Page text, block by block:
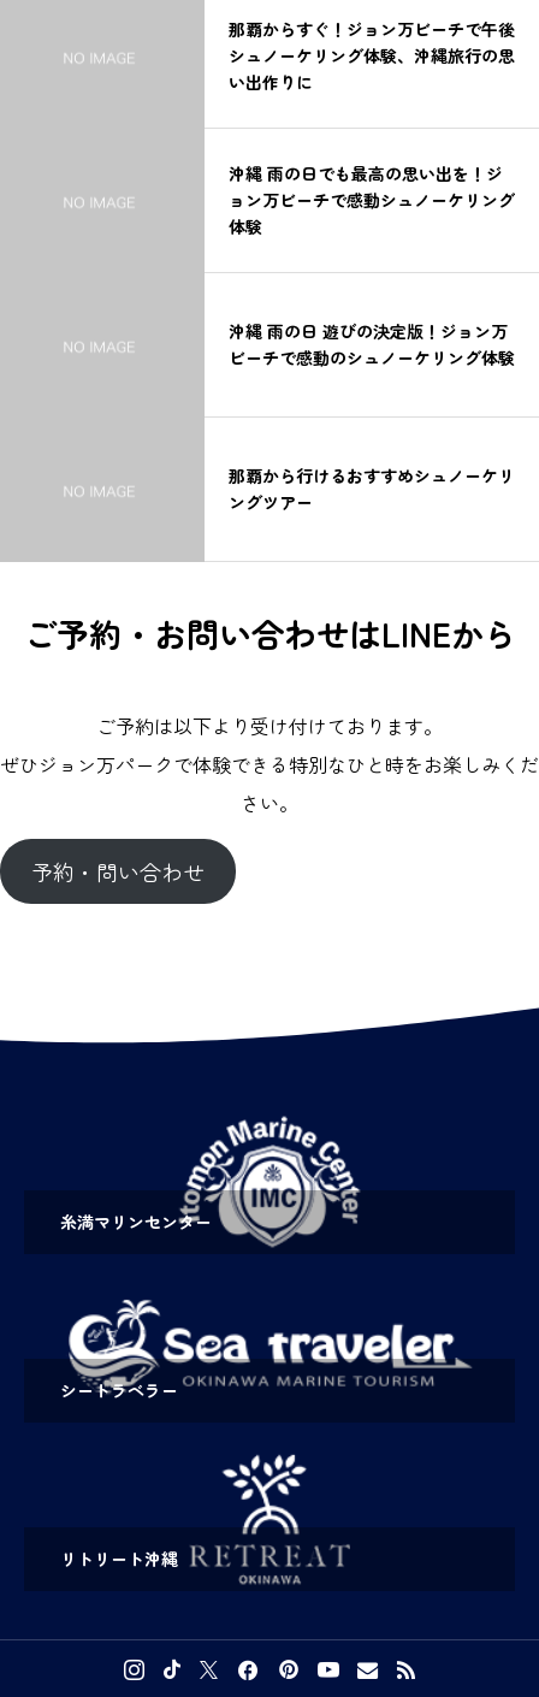
那覇からすぐ！ジョン万ビーチで午後
シュノーケリング体験、沖縄旅行の思
い出作りに
沖縄 雨の日でも最高の思い出を！ジ
ョン万ビーチで感動シュノーケリング
体験
沖縄 雨の日 遊びの決定版！ジョン万
ビーチで感動のシュノーケリング体験
那覇から行けるおすすめシュノーケリ
ングツアー
ご予約・お問い合わせはLINEから
ご予約は以下より受け付けております。
ぜひジョン万パークで体験できる特別なひと時をお楽しみくだ
さい。
予約・問い合わせ
糸満マリンセンター
シートラベラー
リトリート沖縄